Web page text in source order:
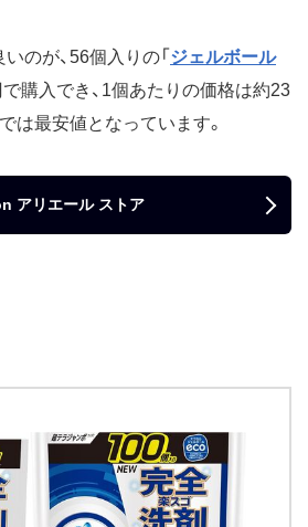
のが、56個入りの「 ジェルボール
で購入でき、1個あたりの価格は約23
は最安値となっています。
アリエール ストア